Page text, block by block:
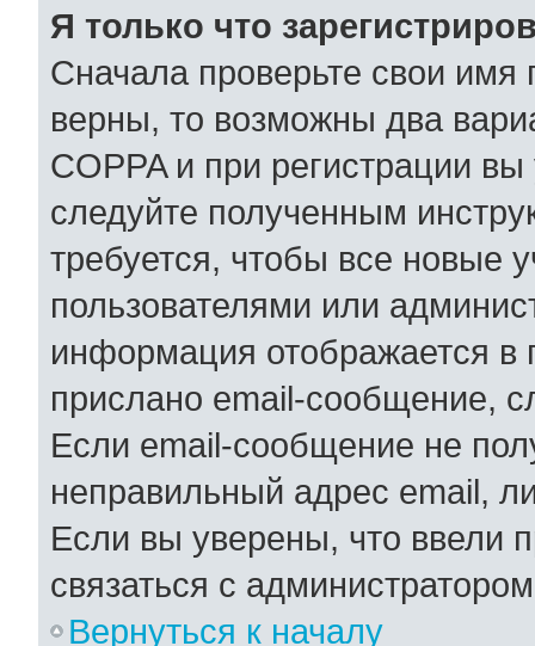
Я только что
Сначала проверьте свои имя
верны, то возможны два
COPPA и при регистрации
следуйте полученным
требуется, чтобы все новые
пользователями или
информация отображается в
прислано email-сообщение,
Если email-сообщение не
неправильный адрес email,
Если вы уверены, что ввели
связаться с
Вернуться к началу